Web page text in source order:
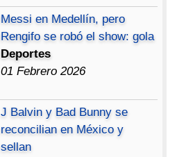
Messi en Medellín, pero
Rengifo se robó el show: gola
Deportes
01 Febrero 2026
J Balvin y Bad Bunny se
reconcilian en México y
sellan